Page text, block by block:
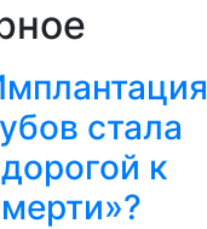
стала
к